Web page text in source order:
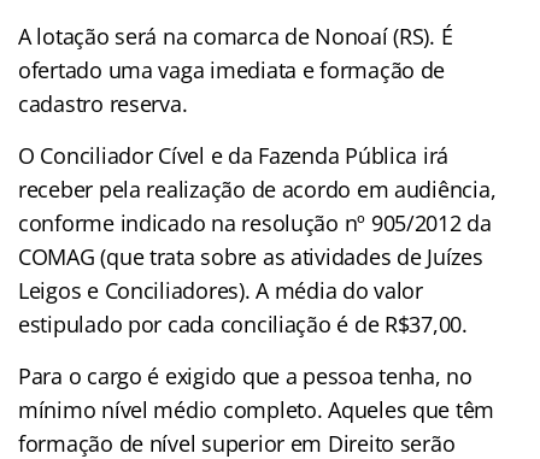
A lotação será na comarca de Nonoaí (RS). É
ofertado uma vaga imediata e formação de
cadastro reserva.
O Conciliador Cível e da Fazenda Pública irá
receber pela realização de acordo em audiência,
conforme indicado na resolução nº 905/2012 da
COMAG (que trata sobre as atividades de Juízes
Leigos e Conciliadores). A média do valor
estipulado por cada conciliação é de R$37,00.
Para o cargo é exigido que a pessoa tenha, no
mínimo nível médio completo. Aqueles que têm
formação de nível superior em Direito serão